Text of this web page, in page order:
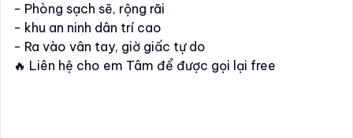
- Phòng sạch sẽ, rộng rãi
- khu an ninh dân trí cao
- Ra vào vân tay, giờ giấc tự do
🔥 Liên hệ cho em Tâm để được gọi lại free